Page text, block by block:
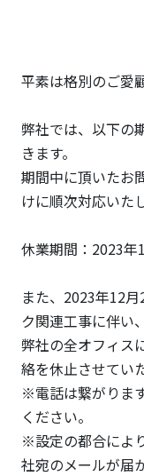
平素は格別のご愛
弊社では、以下の
きます。
期間中に頂いたお
けに順次対応いた
休業期間：2023
また、2023年12
ク関連工事に伴い、
弊社の全オフィス
絡を休止させてい
※電話は繋がりま
ください。
※設定の都合によ
社宛のメールが届